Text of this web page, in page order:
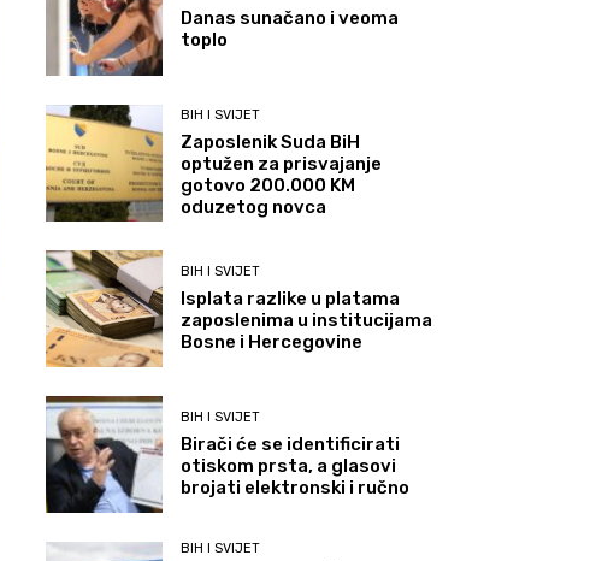
Danas sunačano i veoma
toplo
BIH I SVIJET
Zaposlenik Suda BiH
optužen za prisvajanje
gotovo 200.000 KM
oduzetog novca
BIH I SVIJET
Isplata razlike u platama
zaposlenima u institucijama
Bosne i Hercegovine
BIH I SVIJET
Birači će se identificirati
otiskom prsta, a glasovi
brojati elektronski i ručno
BIH I SVIJET